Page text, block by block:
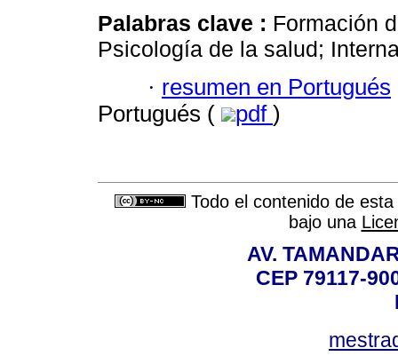
Palabras clave : Formación
Psicología de la salud;
· resumen en Portugués
Portugués (
pdf )
Todo el contenido de
bajo una
AV.
CEP 79117-